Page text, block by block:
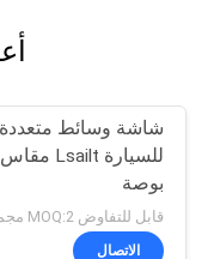
شاشة وسائط متعددة
بوصة
قابل للتفاوض MOQ:2 مجموعات
الاتصال